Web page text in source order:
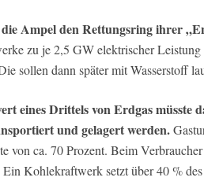
Ampel den Rettungsring ihrer
zu je 2,5 GW elektrischer Leistung
sollen dann später mit Wasserstoff
eines Drittels von Erdgas müsste
und gelagert werden.
von ca. 70 Prozent. Beim
Ein Kohlekraftwerk setzt über 40 %